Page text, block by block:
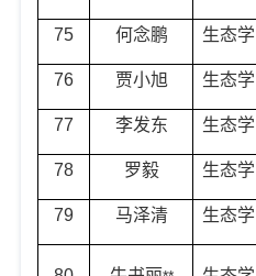
75 何念鹏 生态学
76 贾小旭 生态学
77 李发东 生态学
78 罗毅 生态学
79 马泽清 生态学